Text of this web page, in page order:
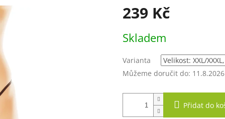
239 Kč
cena:
Skladem
Varianta
Můžeme doručit do: 11.8.2026
Přidat do